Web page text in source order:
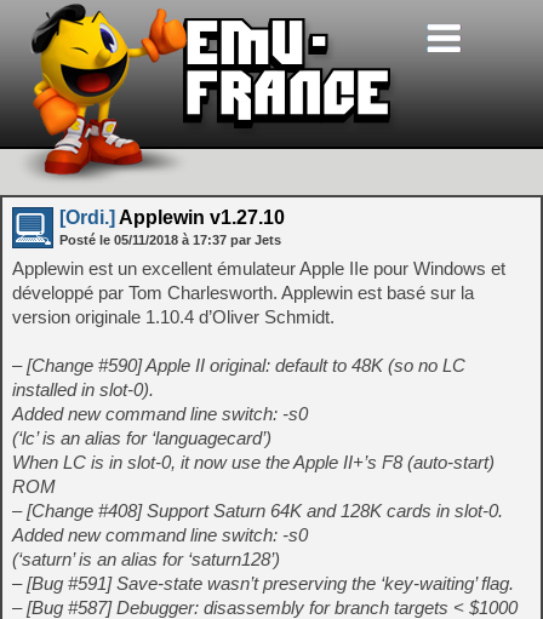
[Ordi.] Applewin v1.27.10
Posté le 05/11/2018 à 17:37 par Jets
Applewin est un excellent émulateur Apple IIe pour Windows et
développé par Tom Charlesworth. Applewin est basé sur la
version originale 1.10.4 d’Oliver Schmidt.
– [Change #590] Apple II original: default to 48K (so no LC
installed in slot-0).
Added new command line switch: -s0
(‘lc’ is an alias for ‘languagecard’)
When LC is in slot-0, it now use the Apple II+’s F8 (auto-start)
ROM
– [Change #408] Support Saturn 64K and 128K cards in slot-0.
Added new command line switch: -s0
(‘saturn’ is an alias for ‘saturn128’)
– [Bug #591] Save-state wasn’t preserving the ‘key-waiting’ flag.
– [Bug #587] Debugger: disassembly for branch targets < $1000